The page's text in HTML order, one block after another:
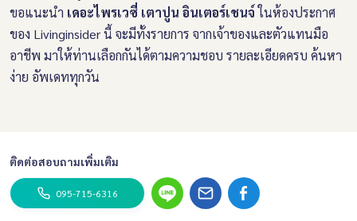
ขอแนะนำ เดอะไพรเวซี่ เตาปูน อินเตอร์เชนจ์ในห้องประกาศ
ของ Livinginsider นี้ จะมีทั้งรายการ จากเจ้าของและตัวแทนมือ
อาชีพ มาให้ท่านเลือกกันได้ตามความชอบ รายละเอียดครบ ค้นหา
ง่าย อัพเดททุกวัน
ติดต่อสอบถามเพิ่มเติม
095-715-6316